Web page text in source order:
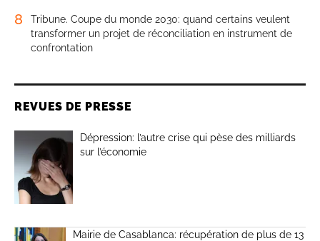
8
Tribune. Coupe du monde 2030: quand certains veulent
transformer un projet de réconciliation en instrument de
confrontation
REVUES DE PRESSE
Dépression: l’autre crise qui pèse des milliards
sur l’économie
Mairie de Casablanca: récupération de plus de 13